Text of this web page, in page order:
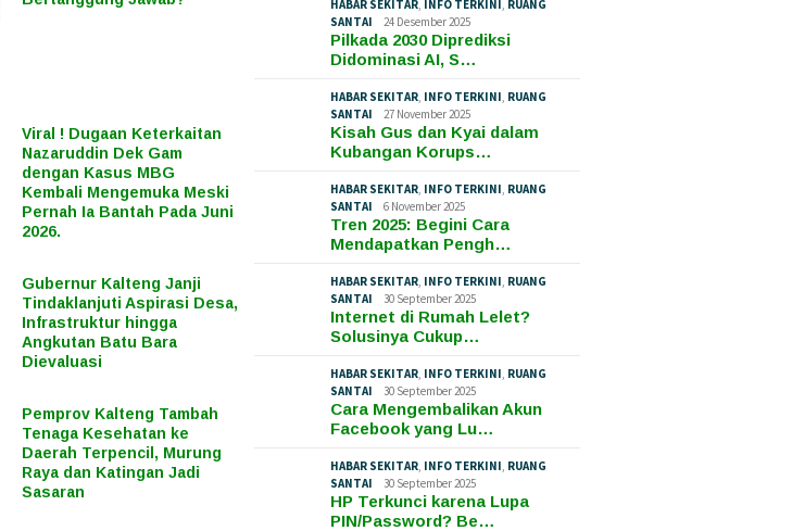
Viral ! Dugaan Keterkaitan
Nazaruddin Dek Gam
dengan Kasus MBG
Kembali Mengemuka Meski
Pernah Ia Bantah Pada Juni
2026.
Gubernur Kalteng Janji
Tindaklanjuti Aspirasi Desa,
Infrastruktur hingga
Angkutan Batu Bara
Dievaluasi
Pemprov Kalteng Tambah
Tenaga Kesehatan ke
Daerah Terpencil, Murung
Raya dan Katingan Jadi
Sasaran
HABAR SEKITAR INFO TERKINI RUANG
SANTAI
24 Desember 2025
Pilkada 2030 Diprediksi
Didominasi AI, S…
HABAR SEKITAR INFO TERKINI RUANG
SANTAI
27 November 2025
Kisah Gus dan Kyai dalam
Kubangan Korups…
HABAR SEKITAR INFO TERKINI RUANG
SANTAI
6 November 2025
Tren 2025: Begini Cara
Mendapatkan Pengh…
HABAR SEKITAR INFO TERKINI RUANG
SANTAI
30 September 2025
Internet di Rumah Lelet?
Solusinya Cukup…
HABAR SEKITAR INFO TERKINI RUANG
SANTAI
30 September 2025
Cara Mengembalikan Akun
Facebook yang Lu…
HABAR SEKITAR INFO TERKINI RUANG
SANTAI
30 September 2025
HP Terkunci karena Lupa
PIN/Password? Be…